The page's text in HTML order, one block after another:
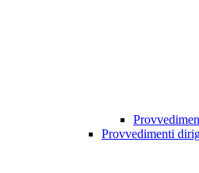
Provvedimenti